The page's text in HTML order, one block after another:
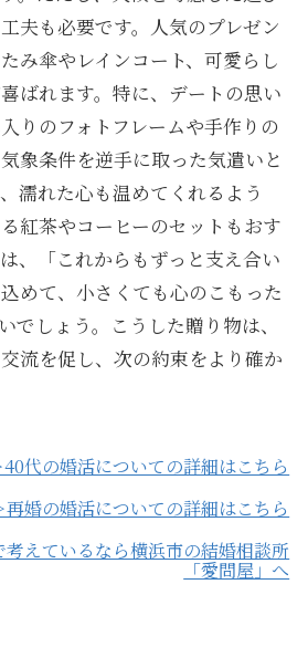
夫も必要です。人気のプレゼン
み傘やレインコート、可愛らし
ばれます。特に、デートの思い
りのフォトフレームや手作りの
象条件を逆手に取った気遣いと
濡れた心も温めてくれるよう
紅茶やコーヒーのセットもおす
、「これからもずっと支え合い
めて、小さくても心のこもった
でしょう。こうした贈り物は、
流を促し、次の約束をより確か
40代の婚活についての詳細はこちら
再婚の婚活についての詳細はこちら
考えているなら横浜市の結婚相談所
「愛問屋」へ